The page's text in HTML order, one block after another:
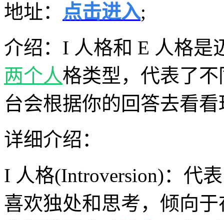
地址： 点击进入;
介绍：I 人格和 E 人格是
两个人格类型，代表了
台会根据你的回答去看
详细介绍：
I 人格(Introversion)：代
喜欢独处和思考，倾向